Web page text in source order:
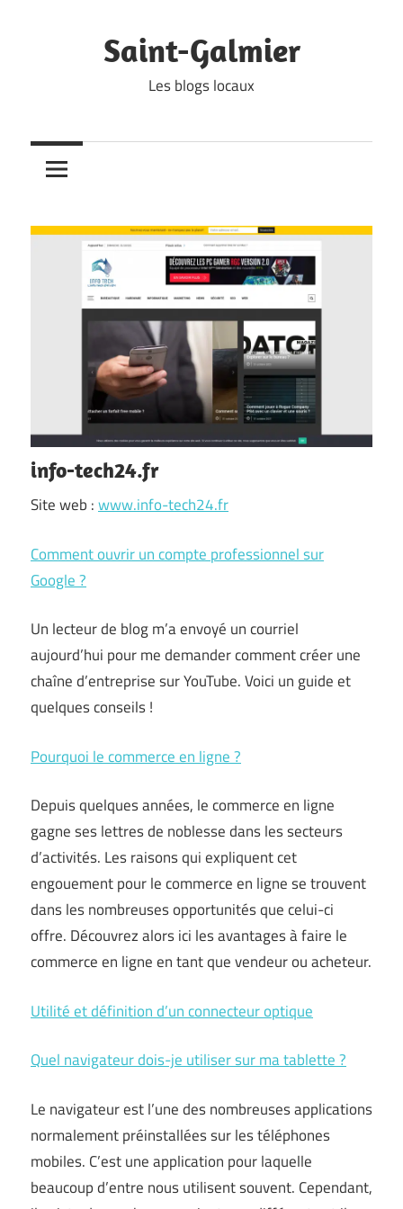
Saint-Galmier
Les blogs locaux
info-tech24.fr
Site web :www.info-tech24.fr
Comment ouvrir un compte professionnel sur
Google ?
Un lecteur de blog m’a envoyé un courriel
aujourd’hui pour me demander comment créer une
chaîne d’entreprise sur YouTube. Voici un guide et
quelques conseils !
Pourquoi le commerce en ligne ?
Depuis quelques années, le commerce en ligne
gagne ses lettres de noblesse dans les secteurs
d’activités. Les raisons qui expliquent cet
engouement pour le commerce en ligne se trouvent
dans les nombreuses opportunités que celui-ci
offre. Découvrez alors ici les avantages à faire le
commerce en ligne en tant que vendeur ou acheteur.
Utilité et définition d’un connecteur optique
Quel navigateur dois-je utiliser sur ma tablette ?
Le navigateur est l’une des nombreuses applications
normalement préinstallées sur les téléphones
mobiles. C’est une application pour laquelle
beaucoup d’entre nous utilisent souvent. Cependant,